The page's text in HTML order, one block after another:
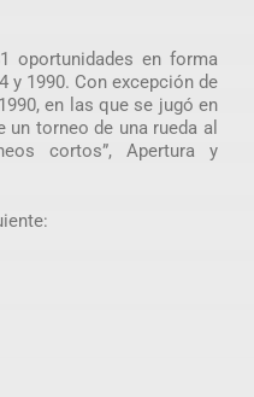
oportunidades en forma
y 1990. Con excepción de
en las que se jugó en
torneo de una rueda al
cortos”, Apertura y